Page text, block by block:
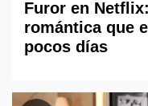
Furor en
romántica que
pocos días